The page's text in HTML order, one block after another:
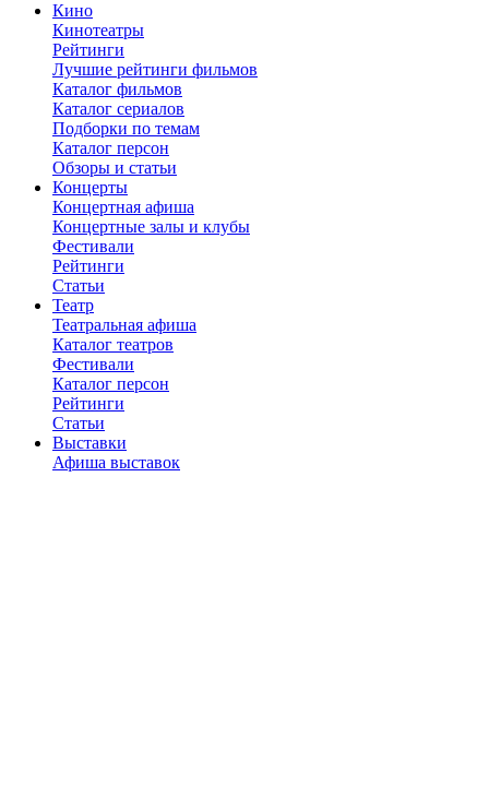
Кино
Кинотеатры
Рейтинги
Лучшие рейтинги фильмов
Каталог фильмов
Каталог сериалов
Подборки по темам
Каталог персон
Обзоры и статьи
Концерты
Концертная афиша
Концертные залы и клубы
Фестивали
Рейтинги
Статьи
Театр
Театральная афиша
Каталог театров
Фестивали
Каталог персон
Рейтинги
Статьи
Выставки
Афиша выставок